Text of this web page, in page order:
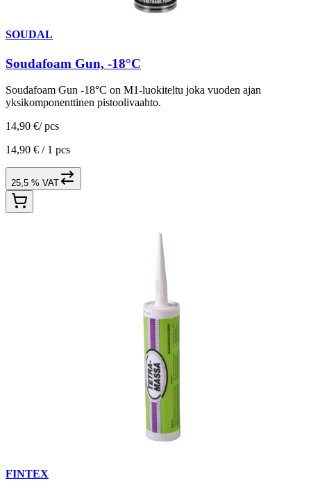
SOUDAL
Soudafoam Gun, -18°C
Soudafoam Gun -18°C on M1-luokiteltu joka vuoden ajan
yksikomponenttinen pistoolivaahto.
14,90 €/ pcs
14,90 € / 1 pcs
25,5 % VAT
FINTEX